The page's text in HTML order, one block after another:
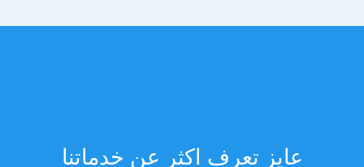
عايز تعرف اكثر عن خدماتنا